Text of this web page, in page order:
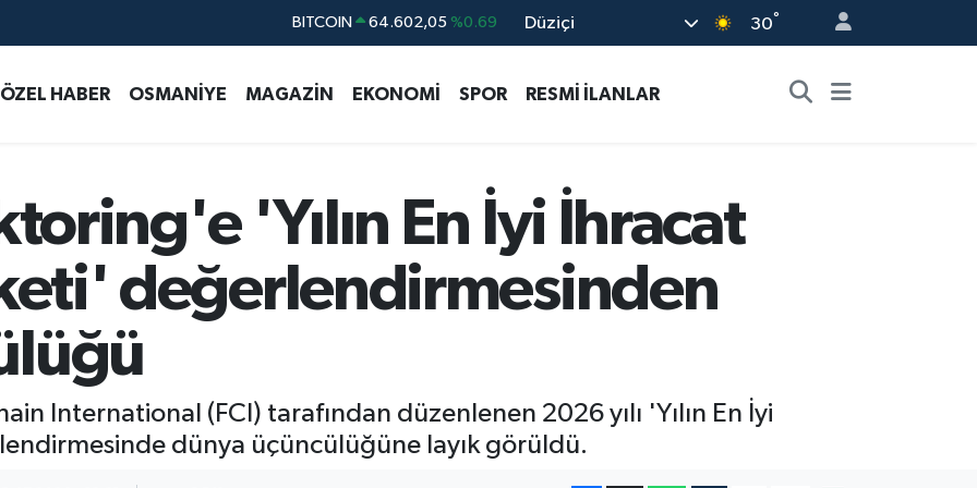
DOLAR 47,6006 %0.06
STERLİN 64,2398 %0.2
Düziçi 30°
ÖZEL HABER OSMANİYE MAGAZİN EKONOMİ SPOR RESMİ İLANLAR
'Yılın En İyi İhracat
değerlendirmesinden
International (FCI) tarafından düzenlenen 2026 yılı 'Yılın En İyi
dünya üçüncülüğüne layık görüldü.